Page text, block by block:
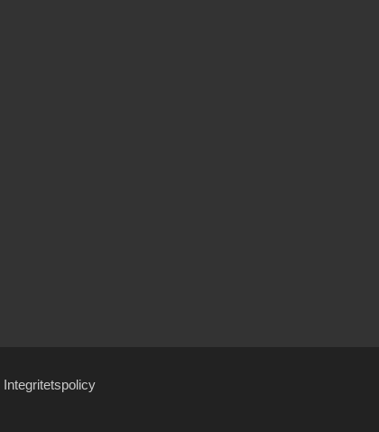
Integritetspolicy